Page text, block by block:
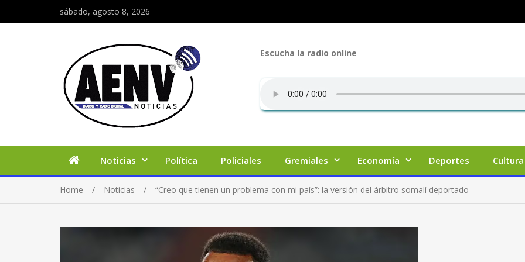
sábado, agosto 8, 2026
Escucha la radio online
Noticias Política Policiales Gremiales Economía Deportes Cultura
Home Noticias “Creo que tienen un problema con mi país”: la versión del árbitro somalí deportado